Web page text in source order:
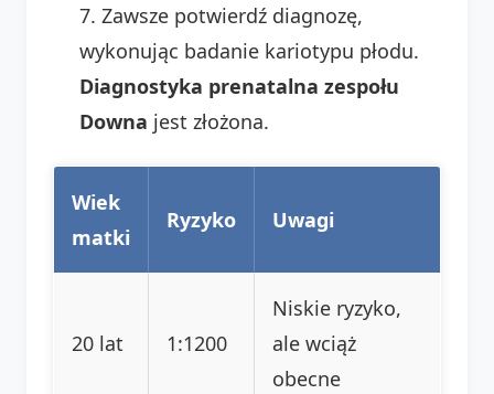
Zawsze potwierdź diagnozę,
wykonując badanie kariotypu płodu.
Diagnostyka prenatalna zespołu
Downa jest złożona.
Wiek
matki
Ryzyko Uwagi
20 lat 1:1200
Niskie ryzyko,
ale wciąż
obecne